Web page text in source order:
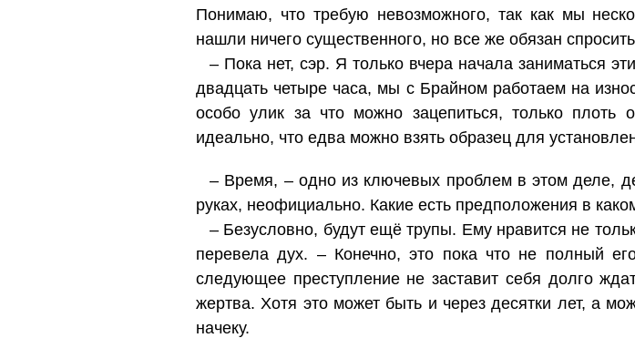
Понимаю, что требую невозможного, так как мы
нашли ничего существенного, но все же обязан
– Пока нет, сэр. Я только вчера начала заниматься
двадцать четыре часа, мы с Брайном работаем на
особо улик за что можно зацепиться, только
идеально, что едва можно взять образец для
– Время, – одно из ключевых проблем в этом деле,
руках, неофициально. Какие есть предположения в
– Безусловно, будут ещё трупы. Ему нравится не
перевела дух. – Конечно, это пока что не полный
следующее преступление не заставит себя долго
жертва. Хотя это может быть и через десятки лет, а
начеку.